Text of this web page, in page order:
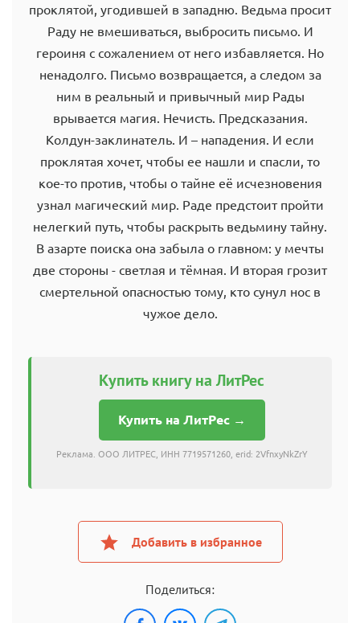
проклятой, угодившей в западню. Ведьма просит
Раду не вмешиваться, выбросить письмо. И
героиня с сожалением от него избавляется. Но
ненадолго. Письмо возвращается, а следом за
ним в реальный и привычный мир Рады
врывается магия. Нечисть. Предсказания.
Колдун-заклинатель. И – нападения. И если
проклятая хочет, чтобы ее нашли и спасли, то
кое-то против, чтобы о тайне её исчезновения
узнал магический мир. Раде предстоит пройти
нелегкий путь, чтобы раскрыть ведьмину тайну.
В азарте поиска она забыла о главном: у мечты
две стороны - светлая и тёмная. И вторая грозит
смертельной опасностью тому, кто сунул нос в
чужое дело.
Купить книгу на ЛитРес
Купить на ЛитРес →
Реклама. ООО ЛИТРЕС, ИНН 7719571260, erid: 2VfnxyNkZrY
Добавить в избранное
Поделиться: